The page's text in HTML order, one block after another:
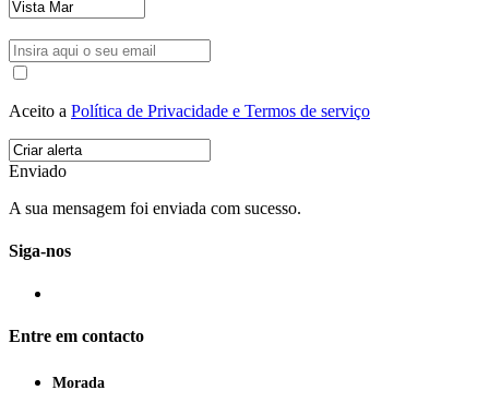
Aceito a Política de Privacidade e Termos de serviço
Enviado
A sua mensagem foi enviada com sucesso.
Siga-nos
Entre em contacto
Morada